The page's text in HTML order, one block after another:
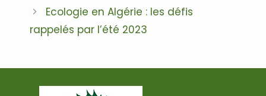
Ecologie en Algérie : les défis
rappelés par l’été 2023